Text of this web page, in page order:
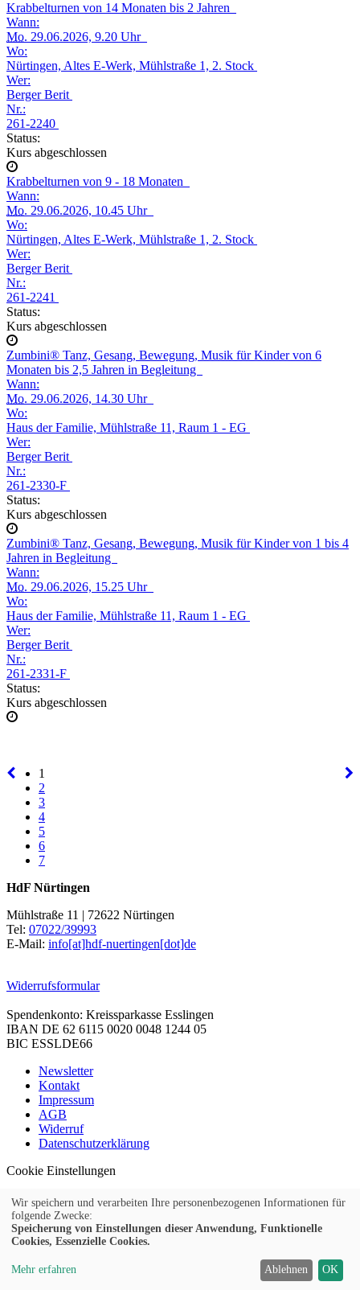
Krabbelturnen von 14 Monaten bis 2 Jahren
Wann:
Mo. 29.06.2026, 9.20 Uhr
Wo:
Nürtingen, Altes E-Werk, Mühlstraße 1, 2. Stock
Wer:
Berger Berit
Nr.:
261-2240
Status:
Kurs abgeschlossen
Krabbelturnen von 9 - 18 Monaten
Wann:
Mo. 29.06.2026, 10.45 Uhr
Wo:
Nürtingen, Altes E-Werk, Mühlstraße 1, 2. Stock
Wer:
Berger Berit
Nr.:
261-2241
Status:
Kurs abgeschlossen
Zumbini® Tanz, Gesang, Bewegung, Musik für Kinder von 6
Monaten bis 2,5 Jahren in Begleitung
Wann:
Mo. 29.06.2026, 14.30 Uhr
Wo:
Haus der Familie, Mühlstraße 11, Raum 1 - EG
Wer:
Berger Berit
Nr.:
261-2330-F
Status:
Kurs abgeschlossen
Zumbini® Tanz, Gesang, Bewegung, Musik für Kinder von 1 bis 4
Jahren in Begleitung
Wann:
Mo. 29.06.2026, 15.25 Uhr
Wo:
Haus der Familie, Mühlstraße 11, Raum 1 - EG
Wer:
Berger Berit
Nr.:
261-2331-F
Status:
Kurs abgeschlossen
1
2
3
4
5
6
7
HdF Nürtingen
Mühlstraße 11 | 72622 Nürtingen
Tel: 07022/39993
E-Mail: info[at]hdf-nuertingen[dot]de
Widerrufsformular
Spendenkonto: Kreissparkasse Esslingen
IBAN DE 62 6115 0020 0048 1244 05
BIC ESSLDE66
Newsletter
Kontakt
Impressum
AGB
Widerruf
Datenschutzerklärung
Cookie Einstellungen
© 2026 Kubus Software GmbH
Wir speichern und verarbeiten Ihre personenbezogenen Informationen für
folgende Zwecke:
Speicherung von Einstellungen dieser Anwendung, Funktionelle
Cookies, Essenzielle Cookies.
Mehr erfahren Ablehnen OK